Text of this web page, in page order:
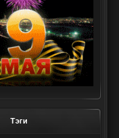
Тэги